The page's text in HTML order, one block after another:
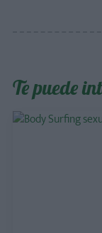
Te puede